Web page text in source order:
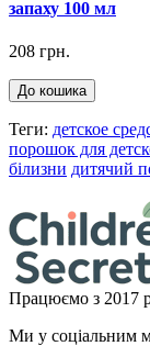
запаху 100 мл
208 грн.
До кошика
Теги: детское
порошок для
білизни дитячий
Працюємо з 2017
Ми у соціальним